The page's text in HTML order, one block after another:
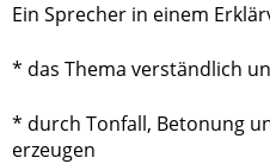
Ein Sprecher in einem
* das Thema verständlich
* durch Tonfall, Betonung
erzeugen